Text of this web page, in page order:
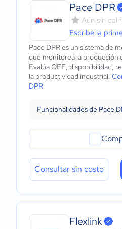
Pace DPR
Aún sin
Escribe la
Pace DPR es un sistema de
que monitorea la producción
Evalúa OEE, disponibilidad,
la productividad industrial.
DPR
Funcionalidades de Pace
Consultar sin costo
Flexlink